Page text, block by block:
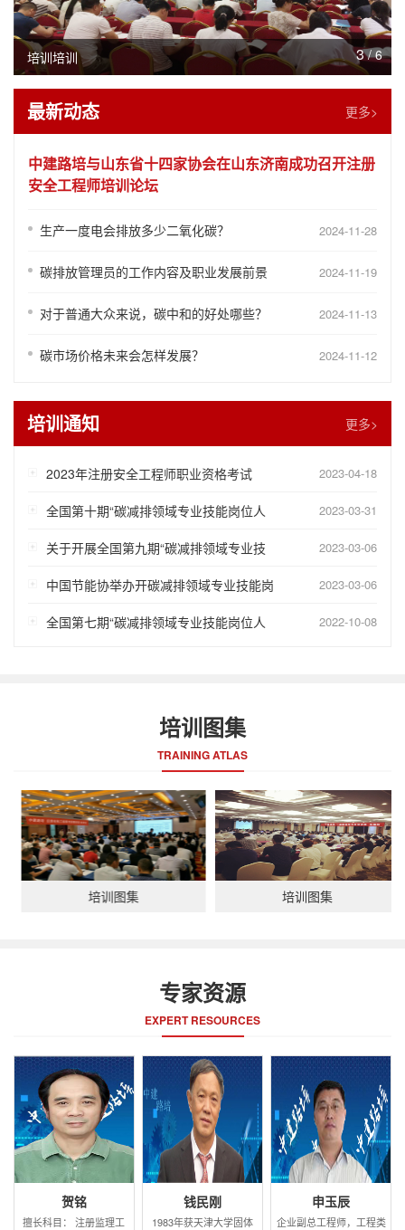
培训现场 4/6
最新动态 更多>
中建路培与山东省十四家协会在山东济南成功召开注册
安全工程师培训论坛
生产一度电会排放多少二氧化碳？ 2024-11-28
碳排放管理员的工作内容及职业发展前景 2024-11-19
对于普通大众来说，碳中和的好处哪些？ 2024-11-13
碳市场价格未来会怎样发展？ 2024-11-12
培训通知 更多>
2023年注册安全工程师职业资格考试 2023-04-18
全国第十期“碳减排领域专业技能岗位人 2023-03-31
关于开展全国第九期“碳减排领域专业技 2023-03-06
中国节能协举办开碳减排领域专业技能岗 2023-03-06
全国第七期“碳减排领域专业技能岗位人 2022-10-08
培训图集
TRAINING ATLAS
培训图集 培训图集
专家资源
EXPERT RESOURCES
贺铭
擅长科目： 注册监理工
钱民刚
1983年获天津大学固体
申玉辰
企业副总工程师，工程类